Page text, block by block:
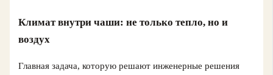
Климат внутри чаши: не только тепло, но и
воздух
Главная задача, которую решают инженерные решения